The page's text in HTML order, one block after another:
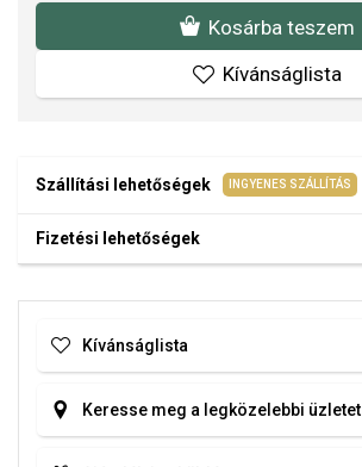
Kosárba teszem
Kívánságlista
Szállítási lehetőségek INGYENES SZÁLLÍTÁS
Fizetési lehetőségek
Kívánságlista
Keresse meg a legközelebbi üzletet